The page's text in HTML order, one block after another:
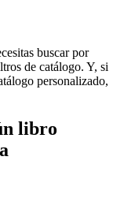
buscar por
de catálogo. Y, si
personalizado,
libro